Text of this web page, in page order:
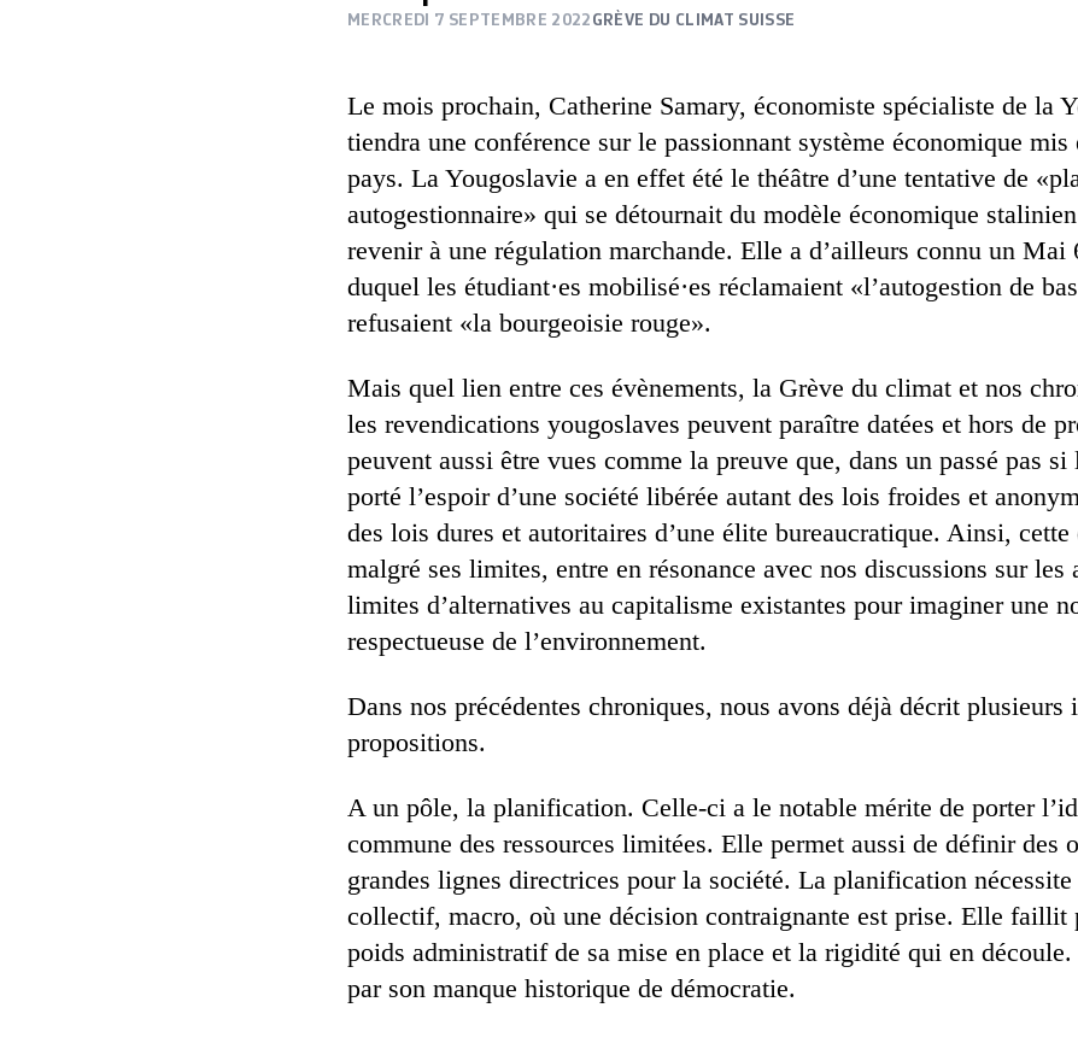
MERCREDI 7 SEPTEMBRE 2022 GRÈVE DU CLIMAT SUISSE
Le mois prochain, Catherine Samary, économiste spécialiste de la
tiendra une conférence sur le passionnant système économique mis
pays. La Yougoslavie a en effet été le théâtre d’une tentative de
autogestionnaire» qui se détournait du modèle économique
revenir à une régulation marchande. Elle a d’ailleurs connu un Mai
duquel les étudiant·es mobilisé·es réclamaient «l’autogestion de
refusaient «la bourgeoisie rouge».
Mais quel lien entre ces évènements, la Grève du climat et nos
les revendications yougoslaves peuvent paraître datées et hors de
peuvent aussi être vues comme la preuve que, dans un passé pas
porté l’espoir d’une société libérée autant des lois froides et
des lois dures et autoritaires d’une élite bureaucratique. Ainsi, cette
malgré ses limites, entre en résonance avec nos discussions sur les
limites d’alternatives au capitalisme existantes pour imaginer une
respectueuse de l’environnement.
Dans nos précédentes chroniques, nous avons déjà décrit plusieurs
propositions.
A un pôle, la planification. Celle-ci a le notable mérite de porter
commune des ressources limitées. Elle permet aussi de définir des
grandes lignes directrices pour la société. La planification
collectif, macro, où une décision contraignante est prise. Elle faillit
poids administratif de sa mise en place et la rigidité qui en
par son manque historique de démocratie.